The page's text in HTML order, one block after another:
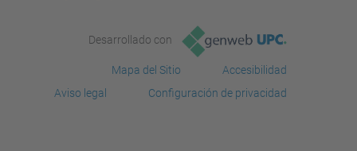
Desarrollado con
Mapa del Sitio
Accesibilidad
Aviso legal
Configuración de privacidad